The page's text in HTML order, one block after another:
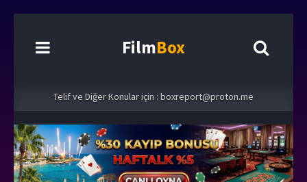
FilmBox
Telif ve Diğer Konular için : boxreport@proton.me